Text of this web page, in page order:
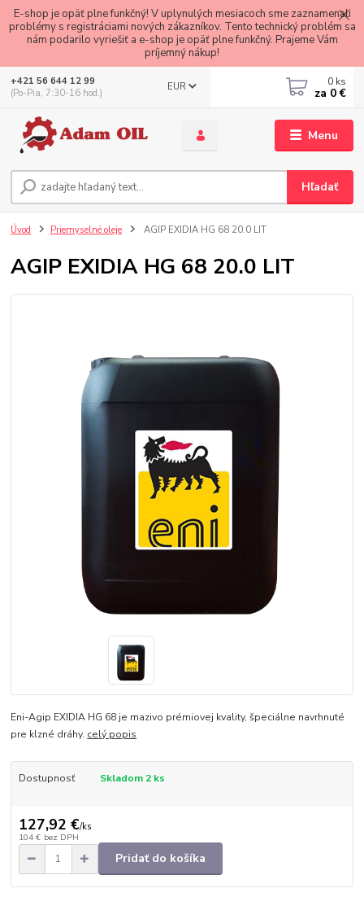
E-shop je opäť plne funkčný! V uplynulých mesiacoch sme zaznamenali
problémy s registráciami nových zákazníkov. Tento technický problém sa
nám podarilo vyriešiť a e-shop je opäť plne funkčný. Prajeme Vám
príjemný nákup!
Menu
EUR
Hľadať
+421 56 644 12 99
(Po-Pia, 7:30-16 hod.)
0 ks
za 0 €
Úvod Priemyselné oleje AGIP EXIDIA HG 68 20.0 LIT
AGIP EXIDIA HG 68 20.0 LIT
Eni-Agip EXIDIA HG 68 je mazivo prémiovej kvality, špeciálne navrhnuté
pre klzné dráhy. celý popis
Dostupnosť Skladom 2 ks
127,92 €/ks
104 € bez DPH
Pridať do košíka